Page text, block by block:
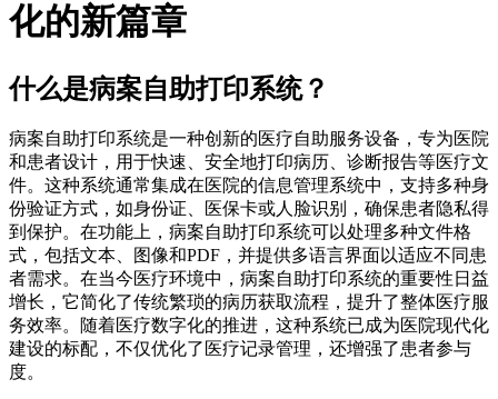
化的新篇章
什么是病案自助打印系统？
病案自助打印系统是一种创新的医疗自助服务设备，专为医院
和患者设计，用于快速、安全地打印病历、诊断报告等医疗文
件。这种系统通常集成在医院的信息管理系统中，支持多种身
份验证方式，如身份证、医保卡或人脸识别，确保患者隐私得
到保护。在功能上，病案自助打印系统可以处理多种文件格
式，包括文本、图像和PDF，并提供多语言界面以适应不同患
者需求。在当今医疗环境中，病案自助打印系统的重要性日益
增长，它简化了传统繁琐的病历获取流程，提升了整体医疗服
务效率。随着医疗数字化的推进，这种系统已成为医院现代化
建设的标配，不仅优化了医疗记录管理，还增强了患者参与
度。